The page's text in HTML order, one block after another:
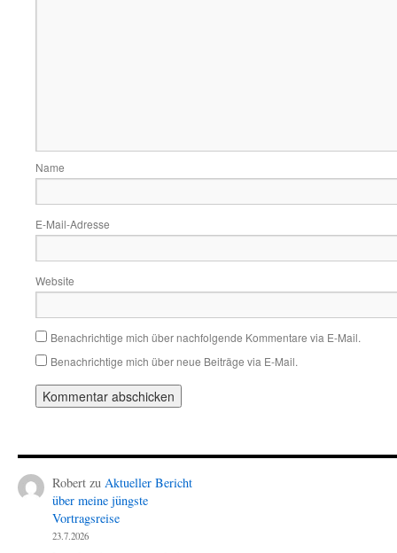
Name
E-Mail-Adresse
Website
Benachrichtige mich über nachfolgende Kommentare via E-Mail.
Benachrichtige mich über neue Beiträge via E-Mail.
Robert zu Aktueller Bericht
über meine jüngste
Vortragsreise
23.7.2026